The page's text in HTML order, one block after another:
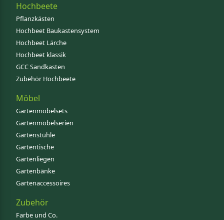
Hochbeete
Pflanzkästen
Hochbeet Baukastensystem
Hochbeet Lärche
Hochbeet klassik
GCC Sandkasten
Zubehör Hochbeete
Möbel
Gartenmöbelsets
Gartenmöbelserien
Gartenstühle
Gartentische
Gartenliegen
Gartenbänke
Gartenaccessoires
Zubehör
Farbe und Co.